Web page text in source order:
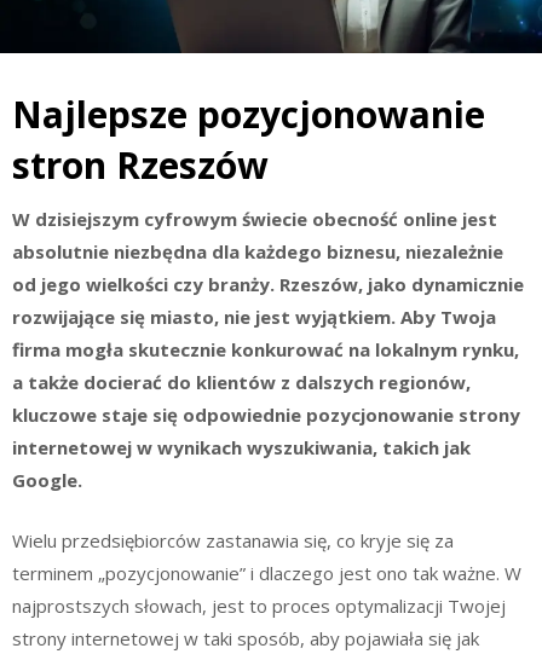
Najlepsze pozycjonowanie
stron Rzeszów
W dzisiejszym cyfrowym świecie obecność online jest
absolutnie niezbędna dla każdego biznesu, niezależnie
od jego wielkości czy branży. Rzeszów, jako dynamicznie
rozwijające się miasto, nie jest wyjątkiem. Aby Twoja
firma mogła skutecznie konkurować na lokalnym rynku,
a także docierać do klientów z dalszych regionów,
kluczowe staje się odpowiednie pozycjonowanie strony
internetowej w wynikach wyszukiwania, takich jak
Google.
Wielu przedsiębiorców zastanawia się, co kryje się za
terminem „pozycjonowanie” i dlaczego jest ono tak ważne. W
najprostszych słowach, jest to proces optymalizacji Twojej
strony internetowej w taki sposób, aby pojawiała się jak